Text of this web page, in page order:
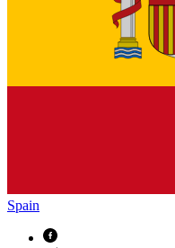
Spain